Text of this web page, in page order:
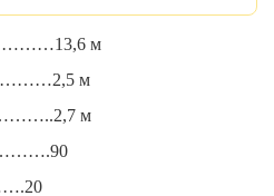
м
м
м